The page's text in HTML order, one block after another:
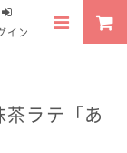
イン
茶ラテ「あ